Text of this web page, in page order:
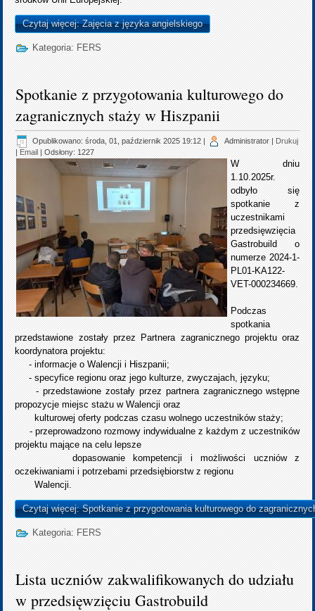
Czytaj więcej: Zajęcia z języka angielskiego
Kategoria: FERS
Spotkanie z przygotowania kulturowego do
zagranicznych staży w Hiszpanii
Opublikowano: środa, 01, październik 2025 19:12 | Administrator |Drukuj
|Email | Odsłony: 1227
W dniu
1.10.2025r.
odbyło się
spotkanie z
uczestnikami
przedsięwzięcia
Gastrobuild o
numerze 2024-1-
PL01-KA122-
VET-000234669.
Podczas
spotkania
przedstawione zostały przez Partnera zagranicznego projektu oraz
koordynatora projektu:
- informacje o Walencji i Hiszpanii;
- specyfice regionu oraz jego kulturze, zwyczajach, języku;
- przedstawione zostały przez partnera zagranicznego wstępne
propozycje miejsc stażu w Walencji oraz
kulturowej oferty podczas czasu wolnego uczestników staży;
- przeprowadzono rozmowy indywidualne z każdym z uczestników
projektu mające na celu lepsze
dopasowanie kompetencji i możliwości uczniów z
oczekiwaniami i potrzebami przedsiębiorstw z regionu
Walencji.
Czytaj więcej: Spotkanie z przygotowania kulturowego do
Kategoria: FERS
Lista uczniów zakwalifikowanych do udziału
w przedsięwzięciu Gastrobuild